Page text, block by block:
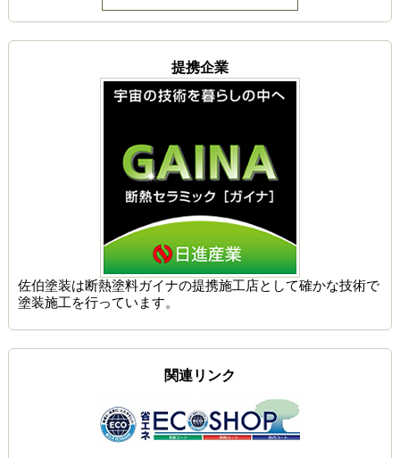
提携企業
佐伯塗装は断熱塗料ガイナの提携施工店として確かな技術で
塗装施工を行っています。
関連リンク